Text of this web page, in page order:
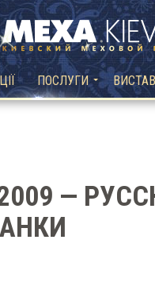
ПОСЛУГИ
—